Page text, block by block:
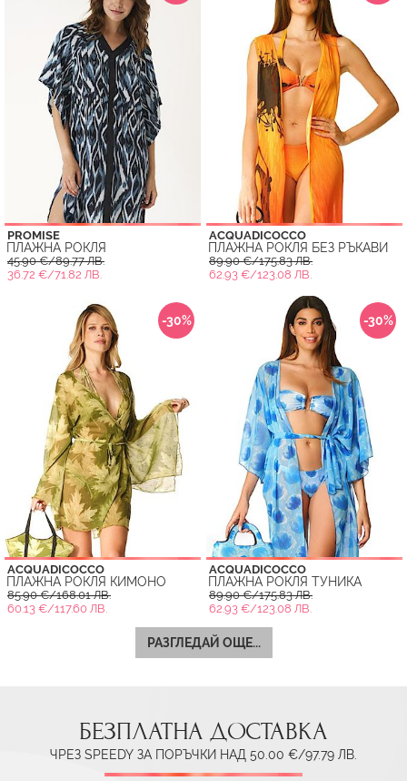
PROMISE
ПЛАЖНА РОКЛЯ
45.90 €/89.77 ЛВ.
36.72 €/71.82 ЛВ.
ACQUADICOCCO
ПЛАЖНА РОКЛЯ БЕЗ РЪКАВИ
89.90 €/175.83 ЛВ.
62.93 €/123.08 ЛВ.
-30%
ACQUADICOCCO
ПЛАЖНА РОКЛЯ КИМОНО
85.90 €/168.01 ЛВ.
60.13 €/117.60 ЛВ.
-30%
ACQUADICOCCO
ПЛАЖНА РОКЛЯ ТУНИКА
89.90 €/175.83 ЛВ.
62.93 €/123.08 ЛВ.
РАЗГЛЕДАЙ ОЩЕ...
БЕЗПЛАТНА ДОСТАВКА
ЧРЕЗ SPEEDY ЗА ПОРЪЧКИ НАД 50.00 €/97.79 ЛВ.